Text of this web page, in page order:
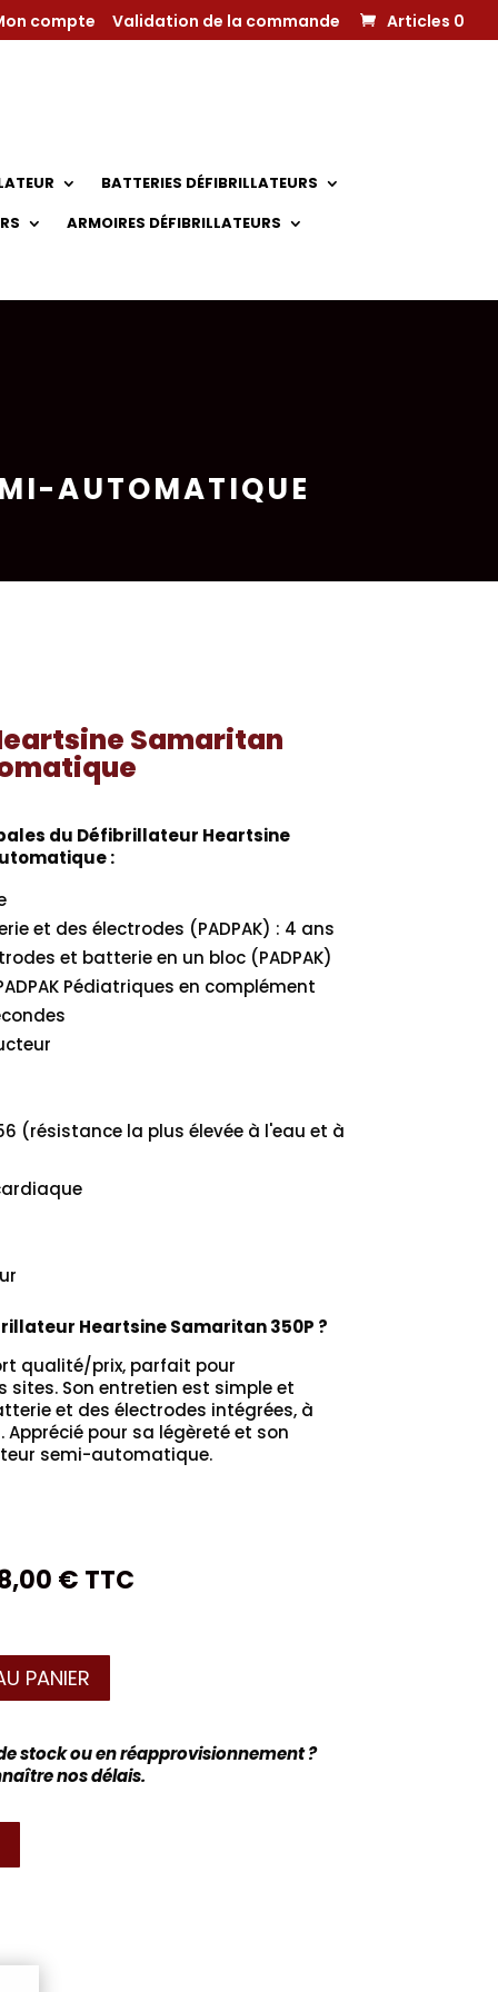
compte Validation de la commande Articles 0
BATTERIES DÉFIBRILLATEURS
ARMOIRES DÉFIBRILLATEURS
AUTOMATIQUE
Samaritan
du Défibrillateur Heartsine
:
et des électrodes (PADPAK) : 4 ans
et batterie en un bloc (PADPAK)
Pédiatriques en complément
(résistance la plus élevée à l'eau et à
Heartsine Samaritan 350P ?
qualité/prix, parfait pour
sites. Son entretien est simple et
et des électrodes intégrées, à
pour sa légèreté et son
semi-automatique.
€ TTC
PANIER
stock ou en réapprovisionnement ?
nos délais.